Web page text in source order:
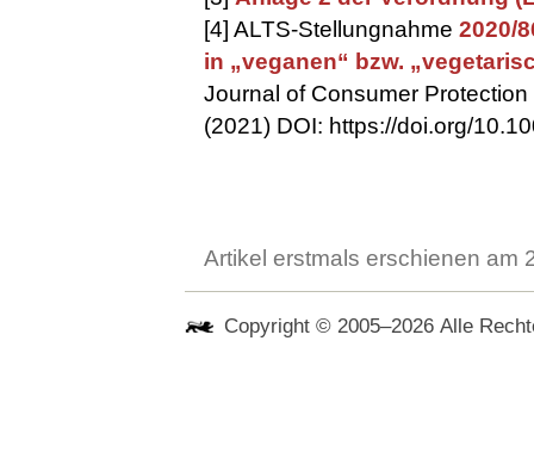
[4] ALTS-Stellungnahme 2020/
in „veganen“ bzw.
Journal of Consumer
(2021) DOI: https://doi.org/
Artikel erstmals erschienen am
Copyright © 2005–2026 Alle